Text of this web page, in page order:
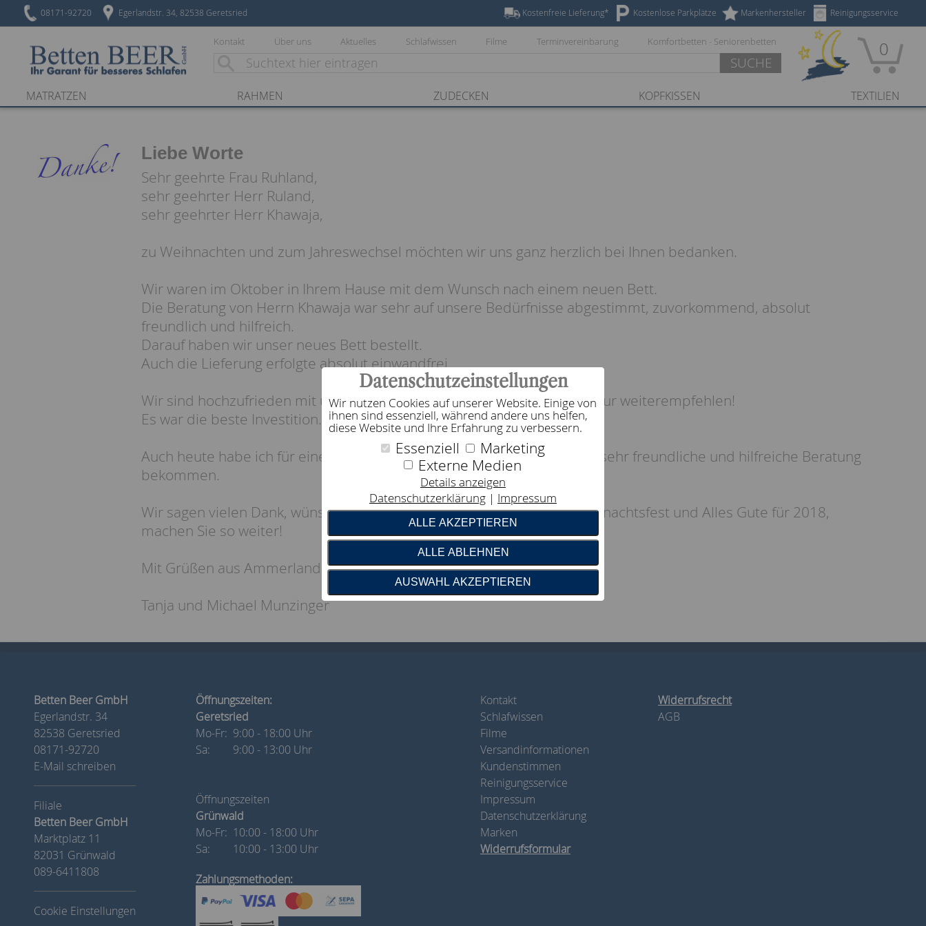
08171-92720 Egerlandstr. 34, 82538 Geretsried Reinigungsservice
Markenhersteller
Kostenlose Parkplätze
Kostenfreie Lieferung*
Kontakt Über uns Aktuelles Schlafwissen Filme Terminvereinbarung Komfortbetten - Seniorenbetten
SUCHE
0
MATRATZEN RAHMEN ZUDECKEN KOPFKISSEN TEXTILIEN
Liebe Worte
Sehr geehrte Frau Ruhland,
sehr geehrter Herr Ruland,
sehr geehrter Herr Khawaja,
zu Weihnachten und zum Jahreswechsel möchten wir uns ganz herzlich bei Ihnen bedanken.
Wir waren im Oktober in Ihrem Hause mit dem Wunsch nach einem neuen Bett.
Die Beratung von Herrn Khawaja war sehr auf unsere Bedürfnisse abgestimmt, zuvorkommend, absolut
freundlich und hilfreich.
Darauf haben wir unser neues Bett bestellt.
Auch die Lieferung erfolgte absolut einwandfrei.
Wir sind hochzufrieden mit unserem neuen Bett und können Ihr Haus nur weiterempfehlen!
Es war die beste Investition.
Auch heute habe ich für eine Bettdecke von Frau Lindmair wieder eine sehr freundliche und hilfreiche Beratung
bekommen.
Wir sagen vielen Dank, wünschen Ihnen und dem Team ein frohes Weihnachtsfest und Alles Gute für 2018,
machen Sie so weiter!
Mit Grüßen aus Ammerland
Tanja und Michael Munzinger
Datenschutzeinstellungen
Wir nutzen Cookies auf unserer Website. Einige von
ihnen sind essenziell, während andere uns helfen,
diese Website und Ihre Erfahrung zu verbessern.
Essenziell
Marketing
Externe Medien
Details anzeigen
Datenschutzerklärung
Impressum
ALLE AKZEPTIEREN
ALLE ABLEHNEN
AUSWAHL AKZEPTIEREN
Betten Beer GmbH
Egerlandstr. 34
82538 Geretsried
08171-92720
E-Mail schreiben
Betten Beer GmbH
Marktplatz 11
82031 Grünwald
089-6411808
Cookie Einstellungen
Öffnungszeiten:
Geretsried
Mo-Fr: 9:00 - 18:00 Uhr
Sa:
9:00 - 13:00 Uhr
Öffnungszeiten
Grünwald
Mo-Fr: 10:00 - 18:00 Uhr
Sa:
10:00 - 13:00 Uhr
Zahlungsmethoden:
Kontakt
Schlafwissen
Filme
Versandinformationen
Kundenstimmen
Reinigungsservice
Impressum
Datenschutzerklärung
Marken
Widerrufsformular
Widerrufsrecht
AGB